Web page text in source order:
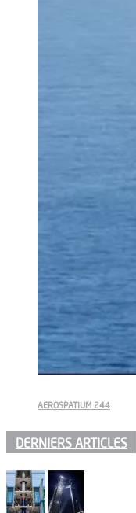
AEROSPATIUM 244
DERNIERS ARTICLES